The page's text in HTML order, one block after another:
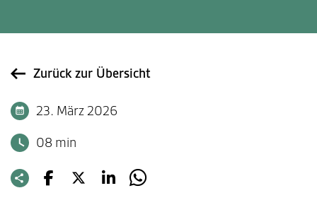
Zurück zur Übersicht
23. März 2026
08 min